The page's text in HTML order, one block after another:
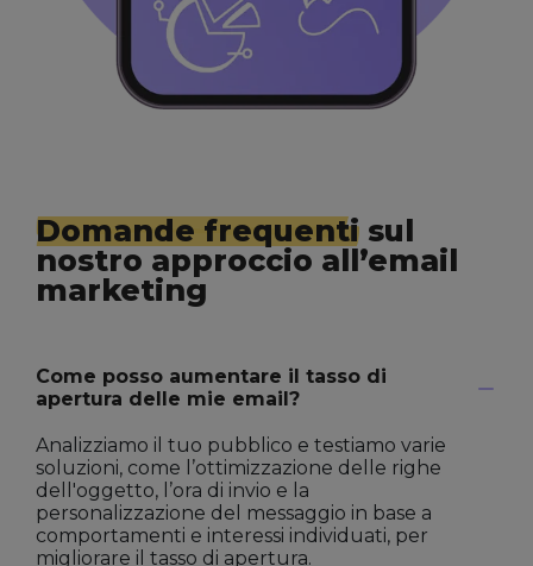
Domande frequenti sul
nostro approccio all’email
marketing
Come posso aumentare il tasso di
apertura delle mie email?
Analizziamo il tuo pubblico e testiamo varie
soluzioni, come l’ottimizzazione delle righe
dell'oggetto, l’ora di invio e la
personalizzazione del messaggio in base a
comportamenti e interessi individuati, per
migliorare il tasso di apertura.